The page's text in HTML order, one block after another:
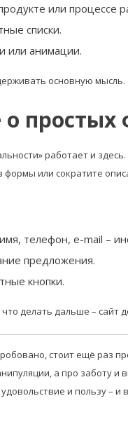
или процессе
списки.
или анимации.
основную мысль.
о
работает и
или сократите
телефон, e-mail –
предложения.
кнопки.
делать дальше – сайт
стоит ещё раз
а про заботу
и пользу –